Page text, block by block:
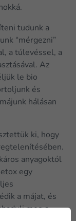
tudunk a
“mérgezni”
a túlevéssel, a
Az
le bio
és
hálásan
ki, hogy
anyagoktól
egy
a májat, és
meg a